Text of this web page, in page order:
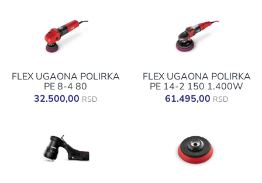
FLEX UGAONA POLIRKA
PE 8-4 80
32.500,00 RSD
FLEX UGAONA POLIRKA
PE 14-2 150 1.400W
61.495,00 RSD